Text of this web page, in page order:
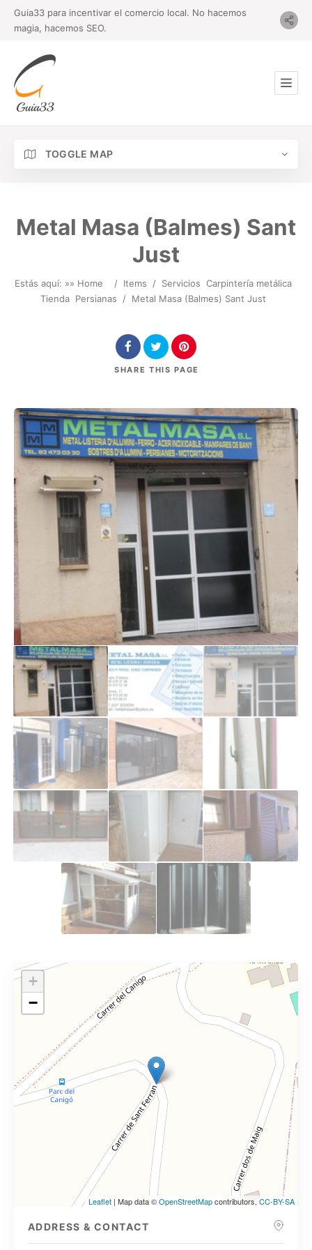
Guia33 para incentivar el comercio local. No hacemos
magia, hacemos SEO.
TOGGLE MAP
Metal Masa (Balmes) Sant
Just
Estás aquí: »» Home / Items / Servicios Carpintería metálica
Tienda Persianas / Metal Masa (Balmes) Sant Just
SHARE THIS PAGE
+
−
Leaflet | Map data ©OpenStreetMapcontributors, CC-BY-SA
ADDRESS & CONTACT